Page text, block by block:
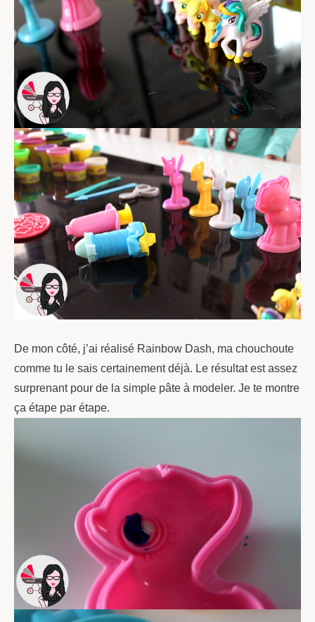
De mon côté, j’ai réalisé Rainbow Dash, ma chouchoute
comme tu le sais certainement déjà. Le résultat est assez
surprenant pour de la simple pâte à modeler. Je te montre
ça étape par étape.